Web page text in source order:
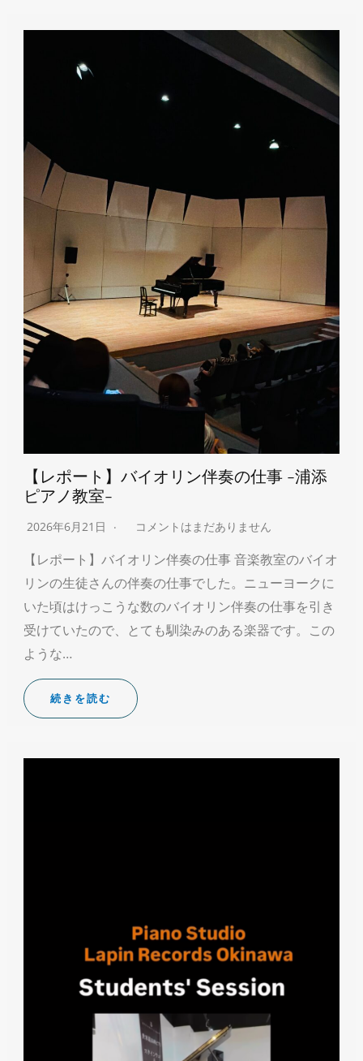
【レポート】バイオリン伴奏の仕事 -浦添
ピアノ教室-
2026年6月21日 コメントはまだありません
【レポート】バイオリン伴奏の仕事 音楽教室のバイオ
リンの生徒さんの伴奏の仕事でした。ニューヨークに
いた頃はけっこうな数のバイオリン伴奏の仕事を引き
受けていたので、とても馴染みのある楽器です。この
ような…
続きを読む